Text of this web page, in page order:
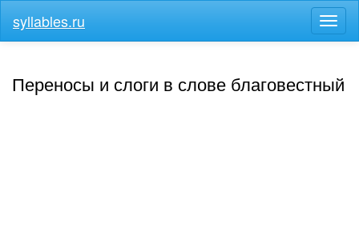
меню
syllables.ru
Переносы и слоги в слове благовестный